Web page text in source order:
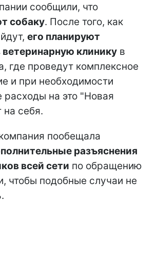
сообщили, что
собаку. После того, как
его планируют
ветеринарную клинику в
где проведут комплексное
и при необходимости
расходы на это "Новая
на себя.
пообещала
разъяснения
всей сети по обращению
чтобы подобные случаи не